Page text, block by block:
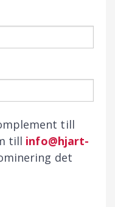
till
till info@hjart-
det